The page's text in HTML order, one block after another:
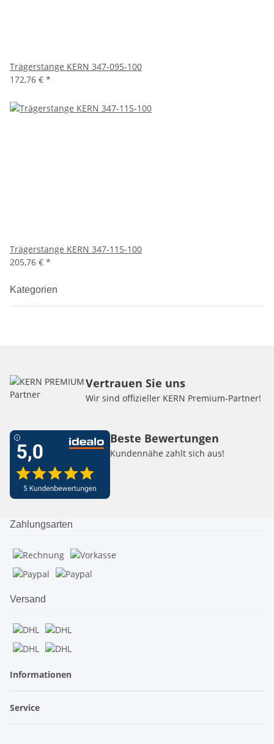
Trägerstange KERN 347-095-100
172,76 € *
Trägerstange KERN 347-115-100
205,76 € *
Kategorien
Vertrauen Sie uns
Wir sind offizieller KERN Premium-Partner!
Beste Bewertungen
Kundennähe zahlt sich aus!
Zahlungsarten
Versand
Informationen
Service